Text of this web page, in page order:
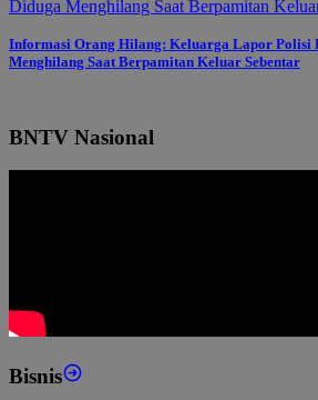
Informasi Orang Hilang: Keluarga Lapor Polisi
Menghilang Saat Berpamitan Keluar Sebentar
BNTV Nasional
Bisnis